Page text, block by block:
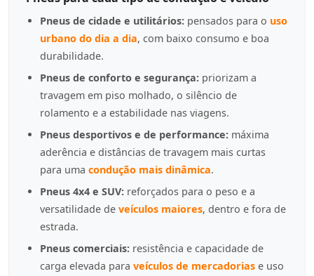
Pneus de cidade e utilitários: pensados para o uso
urbano do dia a dia, com baixo consumo e boa
durabilidade.
Pneus de conforto e segurança: priorizam a
travagem em piso molhado, o silêncio de
rolamento e a estabilidade nas viagens.
Pneus desportivos e de performance: máxima
aderência e distâncias de travagem mais curtas
para uma condução mais dinâmica.
Pneus 4x4 e SUV: reforçados para o peso e a
versatilidade de veículos maiores, dentro e fora de
estrada.
Pneus comerciais: resistência e capacidade de
carga elevada para veículos de mercadorias e uso